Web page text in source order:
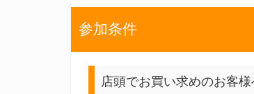
参加条件
店頭でお買い求めのお客